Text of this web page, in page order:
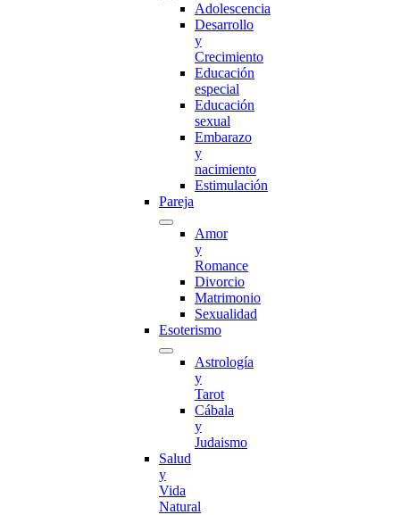
Adolescencia
Desarrollo
y
Crecimiento
Educación
especial
Educación
sexual
Embarazo
y
nacimiento
Estimulación
Pareja
Amor
y
Romance
Divorcio
Matrimonio
Sexualidad
Esoterismo
Astrología
y
Tarot
Cábala
y
Judaismo
Salud
y
Vida
Natural